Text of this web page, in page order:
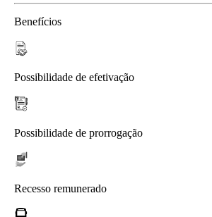
Benefícios
Possibilidade de efetivação
Possibilidade de prorrogação
Recesso remunerado